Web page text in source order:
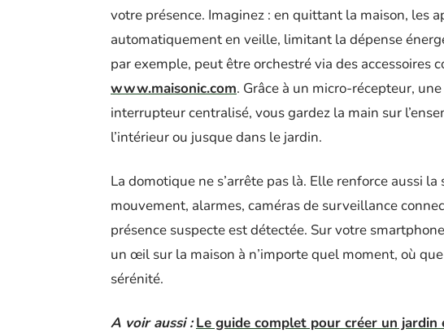
votre présence. Imaginez : en quittant la maison, les
automatiquement en veille, limitant la dépense
par exemple, peut être orchestré via des accessoires
www.maisonic.com. Grâce à un micro-récepteur,
interrupteur centralisé, vous gardez la main sur
l’intérieur ou jusque dans le jardin.
La domotique ne s’arrête pas là. Elle renforce aussi
mouvement, alarmes, caméras de surveillance
présence suspecte est détectée. Sur votre
un œil sur la maison à n’importe quel moment, où
sérénité.
A voir aussi : Le guide complet pour créer un jardin